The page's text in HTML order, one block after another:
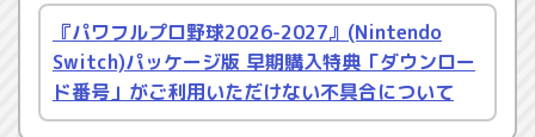
『パワフルプロ野球2026-2027』(Nintendo
Switch)パッケージ版 早期購入特典「ダウンロー
ド番号」がご利用いただけない不具合について